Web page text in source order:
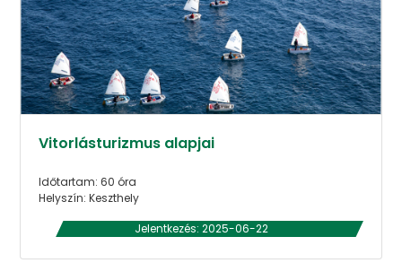
Vitorlásturizmus alapjai
Időtartam: 60 óra
Helyszín: Keszthely
Jelentkezés: 2025-06-22